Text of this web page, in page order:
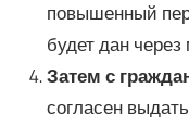
повышенный
будет дан
Затем с
согласен